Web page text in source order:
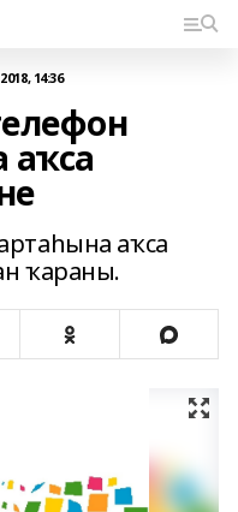
14:36
аҡса
аҡса
ҡараны.